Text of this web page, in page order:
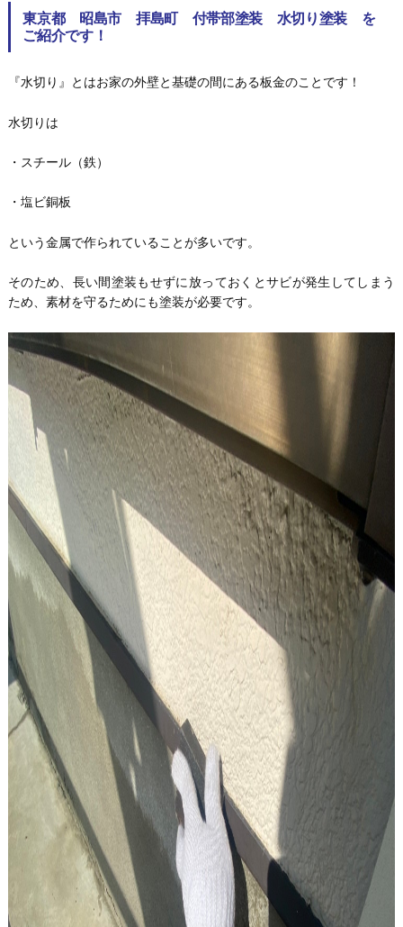
東京都 昭島市 拝島町 付帯部塗装 水切り塗装 を
ご紹介です！
『水切り』とはお家の外壁と基礎の間にある板金のことです！
水切りは
・スチール（鉄）
・塩ビ銅板
という金属で作られていることが多いです。
そのため、長い間塗装もせずに放っておくとサビが発生してしまう
ため、素材を守るためにも塗装が必要です。